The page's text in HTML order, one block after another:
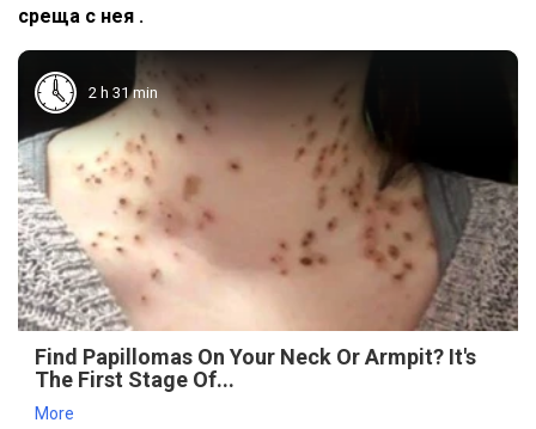
среща с нея .
2 h 31 min
Find Papillomas On Your Neck Or Armpit? It's
The First Stage Of...
More